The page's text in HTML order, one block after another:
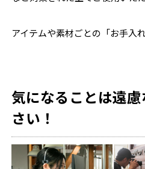
アイテムや素材ごとの「お手入
気になることは遠
さい！